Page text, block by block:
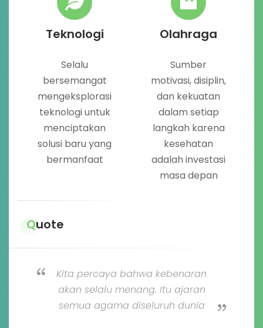
Teknologi
Selalu
bersemangat
mengeksplorasi
teknologi untuk
menciptakan
solusi baru yang
bermanfaat
Olahraga
Sumber
motivasi, disiplin,
dan kekuatan
dalam setiap
langkah karena
kesehatan
adalah investasi
masa depan
Quote
Kita percaya bahwa kebenaran
akan selalu menang. Itu ajaran
semua agama diseluruh dunia